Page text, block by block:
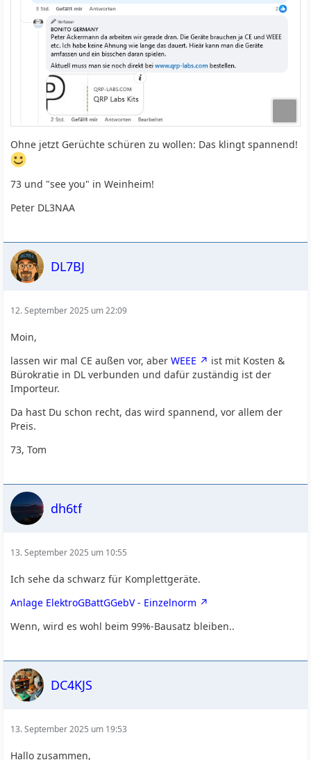
Ohne jetzt Gerüchte schüren zu wollen: Das klingt spannend!
73 und "see you" in Weinheim!
Peter DL3NAA
DL7BJ
12. September 2025 um 22:09
Moin,
lassen wir mal CE außen vor, aberWEEE
ist mit Kosten &
Bürokratie in DL verbunden und dafür zuständig ist der
Importeur.
Da hast Du schon recht, das wird spannend, vor allem der
Preis.
73, Tom
dh6tf
13. September 2025 um 10:55
Ich sehe da schwarz für Komplettgeräte.
Anlage ElektroGBattGGebV - Einzelnorm
Wenn, wird es wohl beim 99%-Bausatz bleiben..
DC4KJS
13. September 2025 um 19:53
Hallo zusammen,